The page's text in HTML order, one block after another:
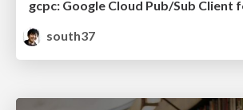
south37